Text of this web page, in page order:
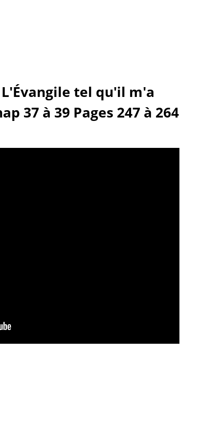
tel qu'il m'a
37 à 39 Pages 247 à 264